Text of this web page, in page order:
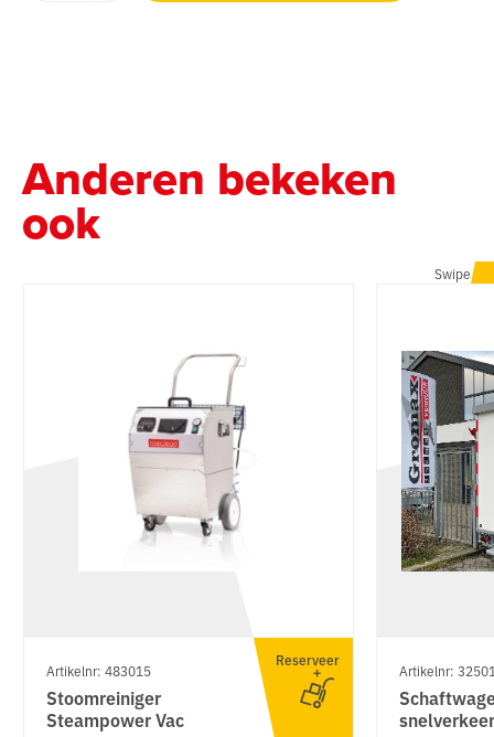
Anderen bekeken
ook
Swipe
Artikelnr: 483015
Stoomreiniger
Steampower Vac
Reserveer
Artikelnr:
snelverkeer